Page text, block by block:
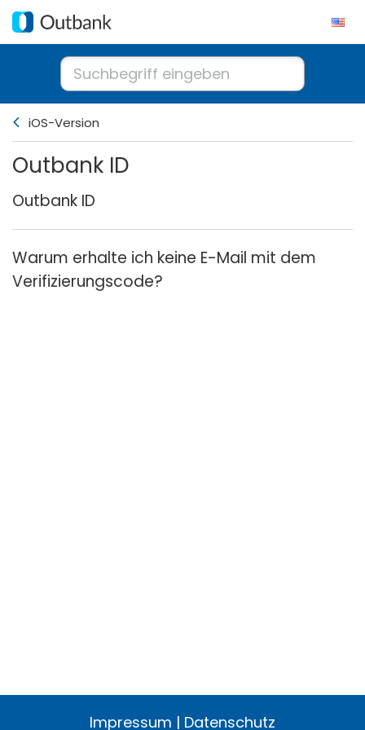
iOS-Version
Outbank ID
Outbank ID
Warum erhalte ich keine E-Mail mit dem
Verifizierungscode?
Impressum | Datenschutz